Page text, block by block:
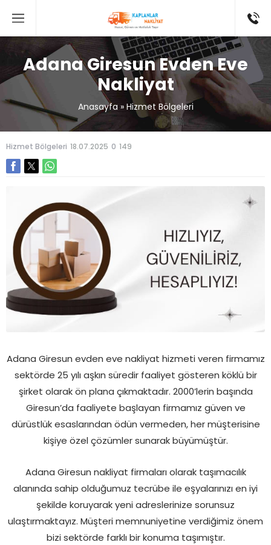
Adana Giresun Evden Eve
Nakliyat
Anasayfa» Hizmet Bölgeleri
Hizmet Bölgeleri 18.07.2025 0 149
Adana Giresun evden eve nakliyat hizmeti veren firmamız
sektörde 25 yılı aşkın süredir faaliyet gösteren köklü bir
şirket olarak ön plana çıkmaktadır. 2000’lerin başında
Giresun’da faaliyete başlayan firmamız güven ve
dürüstlük esaslarından ödün vermeden, her müşterisine
kişiye özel çözümler sunarak büyümüştür.
Adana Giresun nakliyat firmaları olarak taşımacılık
alanında sahip olduğumuz tecrübe ile eşyalarınızı en iyi
şekilde koruyarak yeni adreslerinize sorunsuz
ulaştırmaktayız. Müşteri memnuniyetine verdiğimiz önem
bizi sektörde farklı bir konuma taşımıştır.